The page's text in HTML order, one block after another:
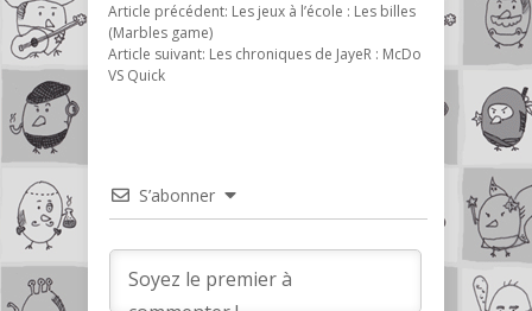
Article précédent: Les jeux à l’école : Les billes
(Marbles game)
Article suivant: Les chroniques de JayeR : McDo
VS Quick
S’abonner